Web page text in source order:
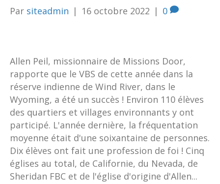
Par siteadmin | 16 octobre 2022 | 0
Allen Peil, missionnaire de Missions Door,
rapporte que le VBS de cette année dans la
réserve indienne de Wind River, dans le
Wyoming, a été un succès ! Environ 110 élèves
des quartiers et villages environnants y ont
participé. L'année dernière, la fréquentation
moyenne était d'une soixantaine de personnes.
Dix élèves ont fait une profession de foi ! Cinq
églises au total, de Californie, du Nevada, de
Sheridan FBC et de l'église d'origine d'Allen...